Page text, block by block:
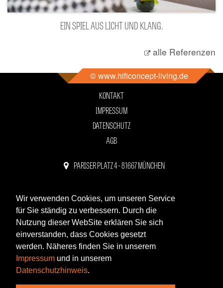
Wir verwenden Cookies, um unseren Service
für Sie ständig zu verbessern. Durch die
Nutzung dieser WebSite erklären Sie sich
einverstanden, dass Cookies gesetzt
werden. Näheres finden Sie in unserem
Impressum und in unserem
Datenschutzhinweis.
EIN SPIEL AUS LICHT UND KLANG.
alle Referenzen
© www.hificoncept-living.de
KONTAKT
IMPRESSUM
DATENSCHUTZ
AGB
PARISER PLATZ 4 - 81667 MÜNCHEN
WHATSAPP
ÖFFNUNGSZEITEN:
Di-Fr 12-18 Uhr
Sa 12-16 Uhr